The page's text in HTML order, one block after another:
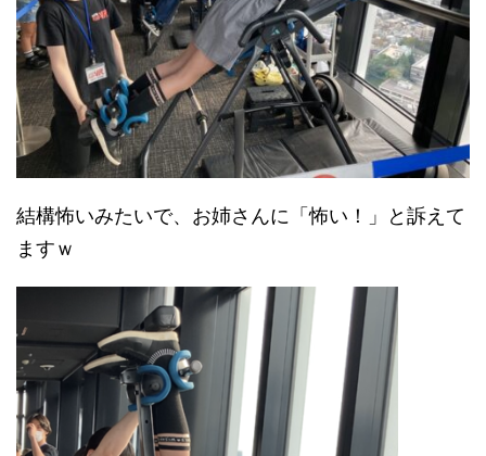
結構怖いみたいで、お姉さんに「怖い！」と訴えて
ますｗ